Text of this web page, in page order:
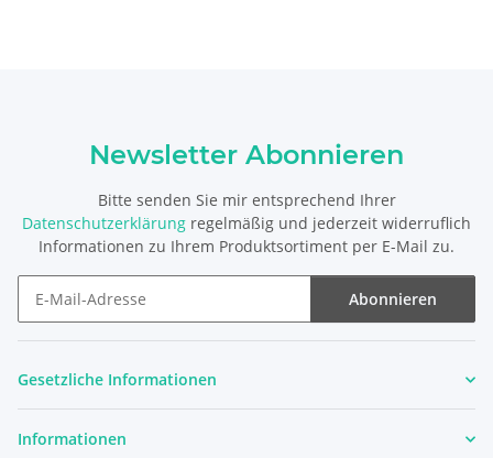
Newsletter Abonnieren
Bitte senden Sie mir entsprechend Ihrer
Datenschutzerklärung regelmäßig und jederzeit widerruflich
Informationen zu Ihrem Produktsortiment per E-Mail zu.
Abonnieren
Gesetzliche Informationen
Informationen